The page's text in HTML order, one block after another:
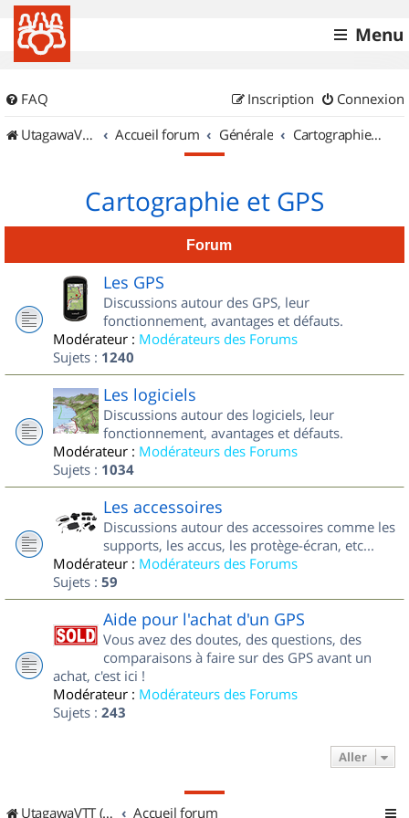
Menu
FAQ Connexion
Inscription
UtagawaVTT (Randos VTT et VTTAE avec traces GPS)
Accueil forum Générale Cartographie et GPS
Cartographie et GPS
Forum
Les GPS
Discussions autour des GPS, leur
fonctionnement, avantages et défauts.
Modérateur : Modérateurs des Forums
Sujets : 1240
Les logiciels
Discussions autour des logiciels, leur
fonctionnement, avantages et défauts.
Modérateur : Modérateurs des Forums
Sujets : 1034
Les accessoires
Discussions autour des accessoires comme les
supports, les accus, les protège-écran, etc...
Modérateur : Modérateurs des Forums
Sujets : 59
Aide pour l'achat d'un GPS
Vous avez des doutes, des questions, des
comparaisons à faire sur des GPS avant un
achat, c'est ici !
Modérateur : Modérateurs des Forums
Sujets : 243
Aller
UtagawaVTT (Randos VTT et VTTAE avec traces GPS) Accueil forum